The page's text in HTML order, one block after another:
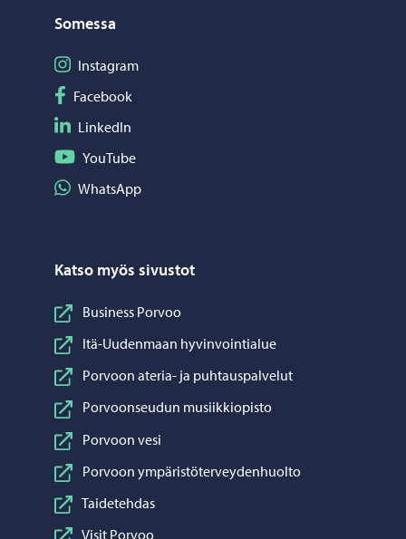
Somessa
Seuraa Instagram
Instagram
Seuraa Facebook
Facebook
Seuraa LinkedIn
LinkedIn
Seuraa YouTube
YouTube
Jaa WhatsApp
WhatsApp
Katso myös sivustot
Business Porvoo
Itä-Uudenmaan hyvinvointialue
Porvoon ateria- ja puhtauspalvelut
Porvoonseudun musiikkiopisto
Porvoon vesi
Porvoon ympäristöterveydenhuolto
Taidetehdas
Visit Porvoo